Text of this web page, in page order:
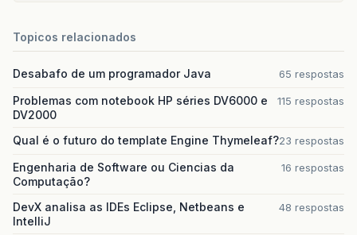
Topicos relacionados
Desabafo de um programador Java 65 respostas
Problemas com notebook HP séries DV6000 e
DV2000
115 respostas
Qual é o futuro do template Engine Thymeleaf?23 respostas
Engenharia de Software ou Ciencias da
Computação?
16 respostas
DevX analisa as IDEs Eclipse, Netbeans e
IntelliJ
48 respostas